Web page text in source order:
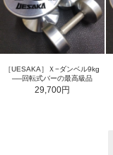
［UESAKA］Ｘ−ダンベル9kg
──回転式バーの最高級品
29,700円